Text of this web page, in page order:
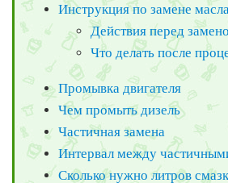
Инструкция по замене
Действия перед
Что делать после
Промывка двигателя
Чем промыть дизель
Частичная замена
Интервал между
Сколько нужно литров